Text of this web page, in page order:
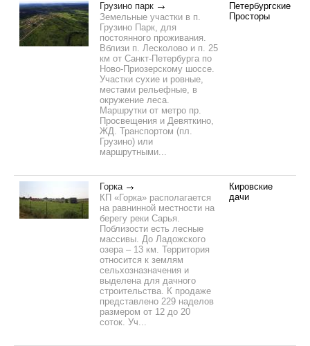
Грузино парк
Земельные участки в п.
Грузино Парк, для
постоянного проживания.
Вблизи п. Лесколово и п. 25
км от Санкт-Петербурга по
Ново-Приозерскому шоссе.
Участки сухие и ровные,
местами рельефные, в
окружение леса.
Маршрутки от метро пр.
Просвещения и Девяткино,
ЖД. Транспортом (пл.
Грузино) или
маршрутными...
Петербургские
Просторы
Горка
КП «Горка» располагается
на равнинной местности на
берегу реки Сарья.
Поблизости есть лесные
массивы. До Ладожского
озера – 13 км. Территория
относится к землям
сельхозназначения и
выделена для дачного
строительства. К продаже
представлено 229 наделов
размером от 12 до 20
соток. Уч...
Кировские
дачи